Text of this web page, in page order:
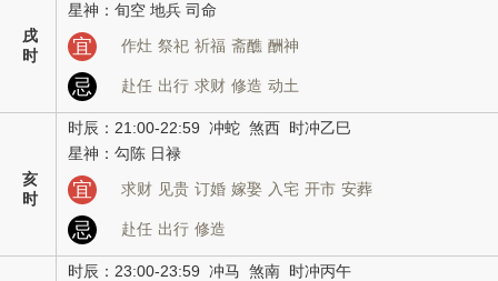
戌
时
星神：旬空 地兵 司命
宜 作灶 祭祀 祈福 斋醮 酬神
忌 赴任 出行 求财 修造 动土
亥
时
时辰：21:00-22:59 冲蛇 煞西 时冲乙巳
星神：勾陈 日禄
宜 求财 见贵 订婚 嫁娶 入宅 开市 安葬
忌 赴任 出行 修造
时辰：23:00-23:59 冲马 煞南 时冲丙午